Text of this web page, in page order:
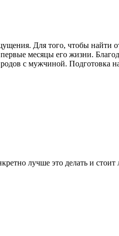
Для того, чтобы найти
месяцы его жизни.
с мужчиной. Подготовка
лучше это делать и